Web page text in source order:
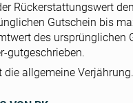
Rückerstattungswert
Gutschein bis
des ursprünglichen
gutgeschrieben.
die allgemeine Verjährung.